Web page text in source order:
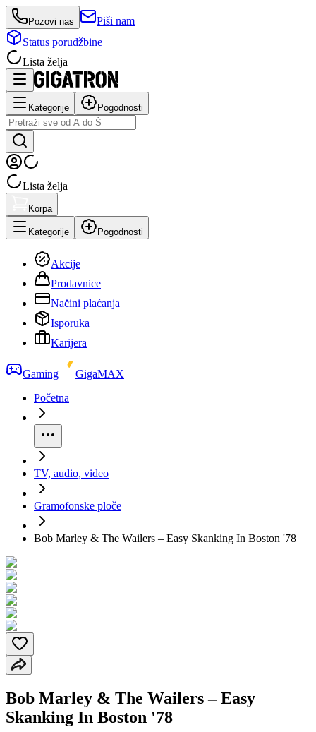
Pozovi nas
Piši nam
Status porudžbine
Lista želja
Kategorije Pogodnosti
Lista želja
Korpa
Kategorije Pogodnosti
Akcije
Prodavnice
Načini plaćanja
Isporuka
Karijera
Gaming
GigaMAX
Početna
TV, audio, video
Gramofonske ploče
Bob Marley & The Wailers – Easy Skanking In Boston '78
Bob Marley & The Wailers – Easy
Skanking In Boston '78